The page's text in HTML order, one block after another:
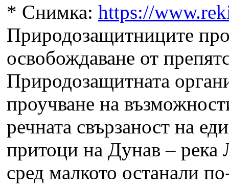
* Снимка: https://
Природозащитниците
освобождаване от
Природозащитната
проучване на
речната свързаност на
притоци на Дунав –
сред малкото останали